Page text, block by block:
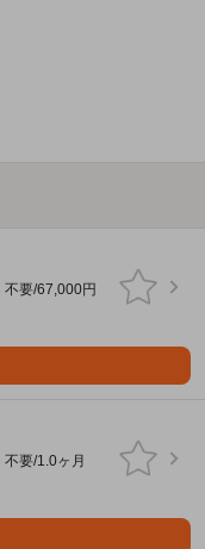
不要/67,000円
不要/1.0ヶ月